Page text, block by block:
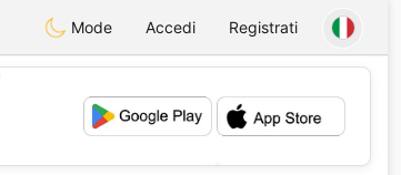
Mode Accedi Registrati